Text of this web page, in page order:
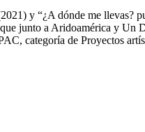
y “¿A dónde me
junto a Aridoamérica y Un
categoría de Proyectos